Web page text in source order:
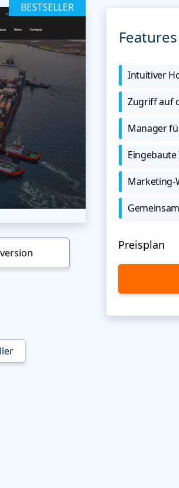
BESTSELLER
Features
Intuitiver
Zugriff auf
Manager
Marketing-
Preisplan